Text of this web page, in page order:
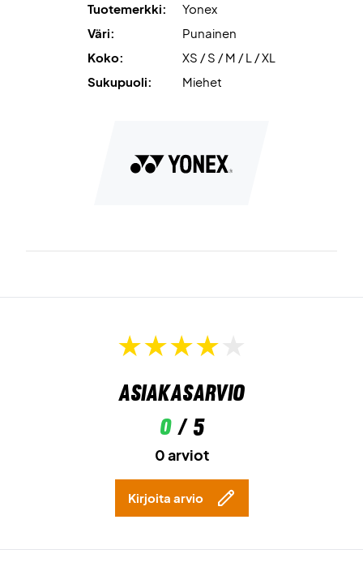
Tuotemerkki:
Yonex
Väri:
Punainen
Koko:
XS / S / M / L / XL
Sukupuoli:
Miehet
Asiakasarvio
0/ 5
0 arviot
Kirjoita arvio